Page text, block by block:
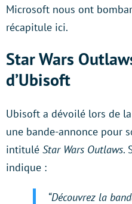
Microsoft nous ont
récapitule ici.
Star Wars
d’Ubisoft
Ubisoft a dévoilé lors de
une bande-annonce pour
intitulé Star Wars Outlaws.
indique :
“Découvrez la